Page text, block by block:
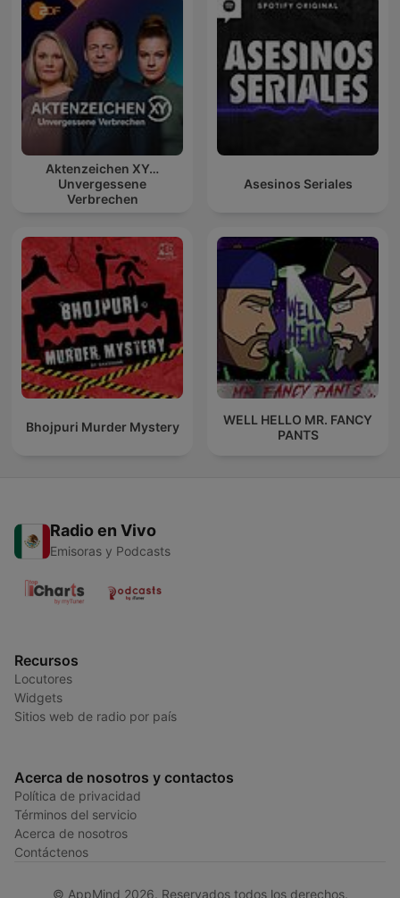
Aktenzeichen XY…
Unvergessene
Verbrechen
Asesinos Seriales
Bhojpuri Murder Mystery
WELL HELLO MR. FANCY
PANTS
Radio en Vivo
Emisoras y Podcasts
Recursos
Locutores
Widgets
Sitios web de radio por país
Acerca de nosotros y contactos
Política de privacidad
Términos del servicio
Acerca de nosotros
Contáctenos
© AppMind 2026. Reservados todos los derechos.